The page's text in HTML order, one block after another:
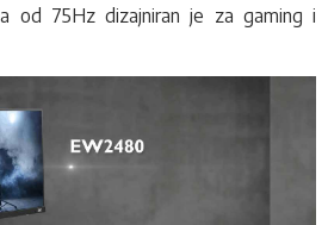
od 75Hz dizajniran je za gaming i